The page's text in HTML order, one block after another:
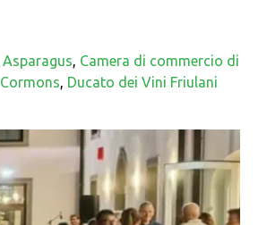
Asparagus, Camera di commercio di
Cormons, Ducato dei Vini Friulani